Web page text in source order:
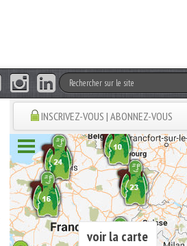
INSCRIVEZ-VOUS | ABONNEZ-VOUS
voir la carte